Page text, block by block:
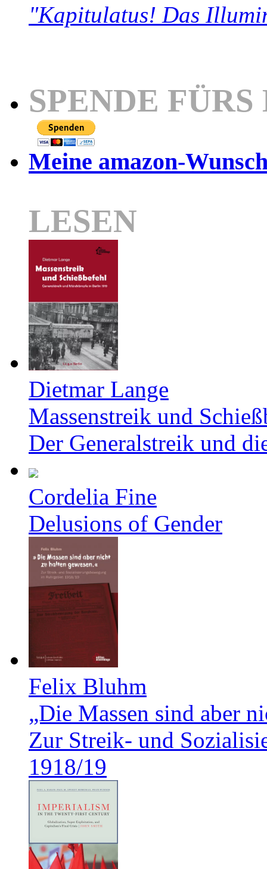
"Kapitulatus! Das
SPENDE
Meine amazon-
LESEN
Dietmar Lange
Massenstreik und
Der Generalstreik und
Cordelia Fine
Delusions of Gender
Felix Bluhm
„Die Massen sind aber
Zur Streik- und
1918/19